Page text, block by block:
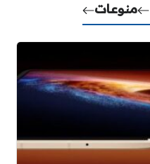
منوعات